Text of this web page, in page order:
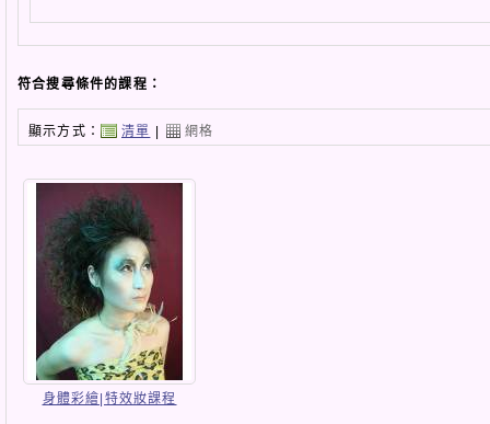
符合搜尋條件的課程：
顯示方式： 清單 | 網格
身體彩繪|特效妝課程